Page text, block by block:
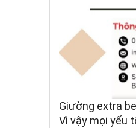
Giường extra
Vì vậy mọi yếu